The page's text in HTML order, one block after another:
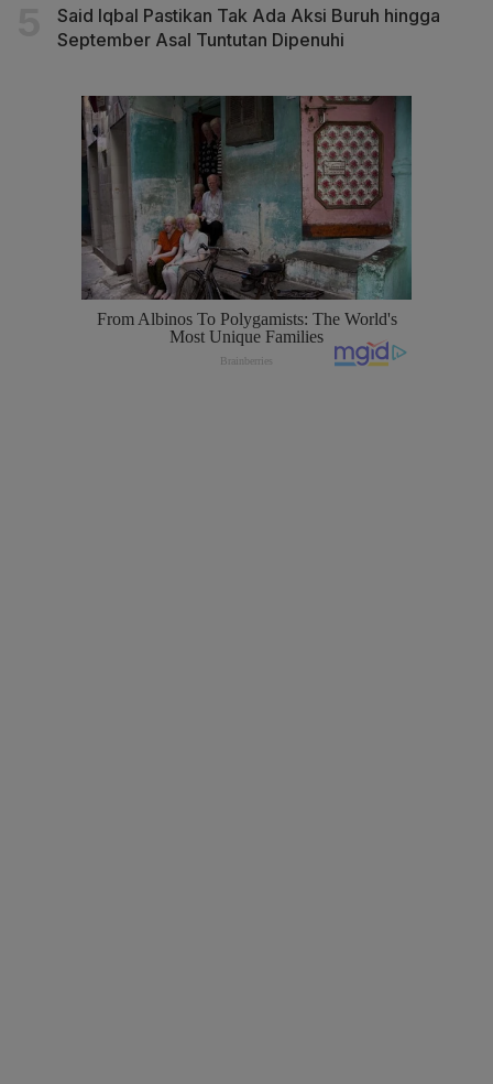
Said Iqbal Pastikan Tak Ada Aksi Buruh hingga
September Asal Tuntutan Dipenuhi